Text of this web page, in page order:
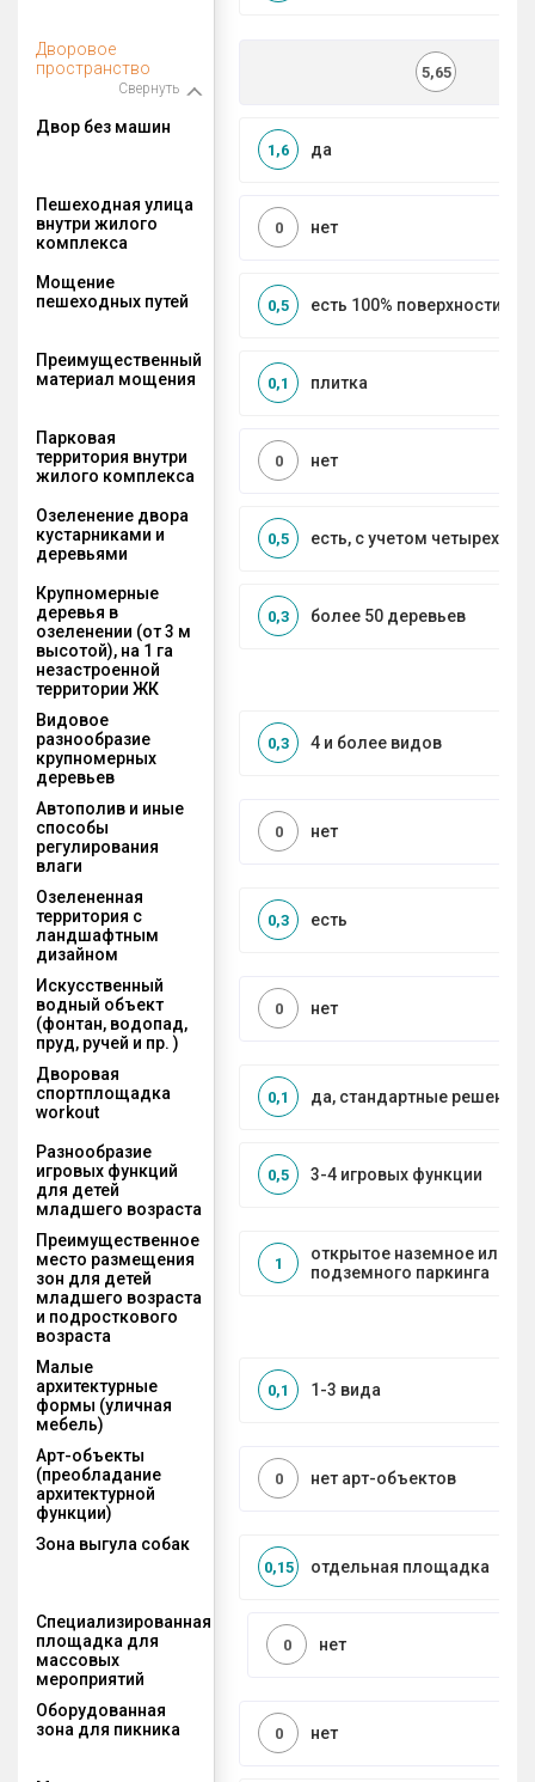
Дворовое
пространство
Свернуть
5,65
Двор без машин
да
1,6
Пешеходная улица
внутри жилого
комплекса
нет
0
Мощение
пешеходных путей
есть 100% поверхности
0,5
Преимущественный
материал мощения
плитка
0,1
Парковая
территория внутри
жилого комплекса
нет
0
Озеленение двора
кустарниками и
деревьями
есть, с учетом четырех
0,5
Крупномерные
деревья в
озеленении (от 3 м
высотой), на 1 га
незастроенной
территории ЖК
более 50 деревьев
0,3
Видовое
разнообразие
крупномерных
деревьев
4 и более видов
0,3
Автополив и иные
способы
регулирования
влаги
нет
0
Озелененная
территория с
ландшафтным
дизайном
есть
0,3
Искусственный
водный объект
(фонтан, водопад,
пруд, ручей и пр. )
нет
0
Дворовая
спортплощадка
workout
да, стандартные решения
0,1
Разнообразие
игровых функций
для детей
младшего возраста
3-4 игровых функции
0,5
Преимущественное
место размещения
зон для детей
младшего возраста
и подросткового
возраста
открытое наземное или на
подземного паркинга
1
Малые
архитектурные
формы (уличная
мебель)
1-3 вида
0,1
Арт-объекты
(преобладание
архитектурной
функции)
нет арт-объектов
0
Зона выгула собак
отдельная площадка
0,15
Специализированная
площадка для
массовых
мероприятий
нет
0
Оборудованная
зона для пикника
нет
0